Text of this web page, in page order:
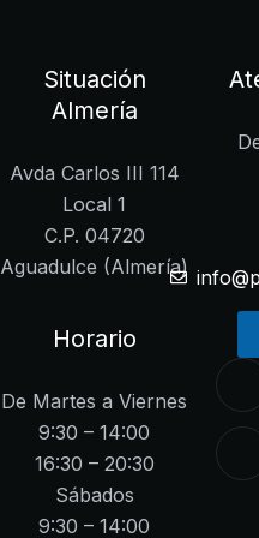
Situación
Almería
Avda Carlos III 114
Local 1
C.P. 04720
Aguadulce (Almería)
Horario
De Martes a Viernes
9:30 – 14:00
16:30 – 20:30
Sábados
9:30 – 14:00